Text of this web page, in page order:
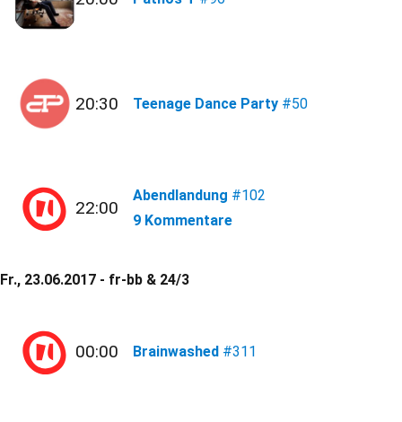
20:30 Teenage Dance Party #50
22:00
Abendlandung #102
9 Kommentare
Fr., 23.06.2017 - fr-bb & 24/3
00:00 Brainwashed #311